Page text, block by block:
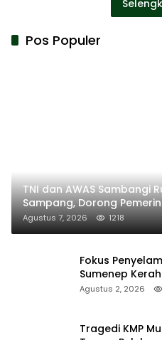
Pos Populer
TNI dan AWAS Sambangi
Sampang, Dorong
Agustus 7, 2026 1218
Fokus
Sumenep
Ambulans ke
Agustus 2, 2026
Tragedi KMP